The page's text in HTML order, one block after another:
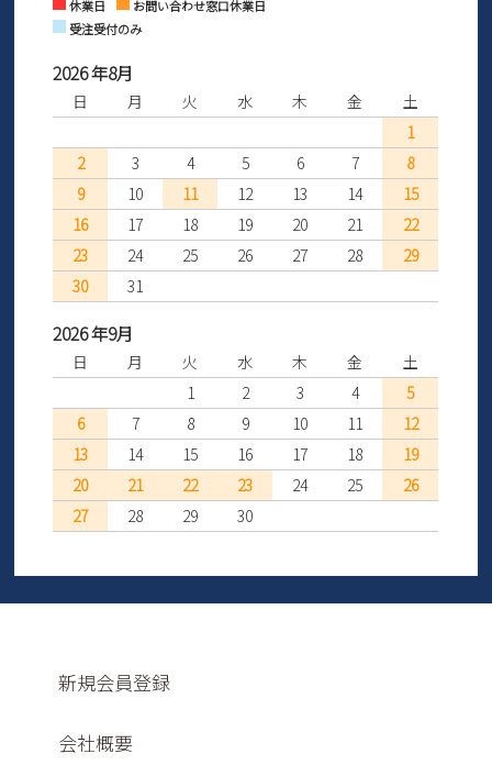
休業日
お問い合わせ窓口休業日
受注受付のみ
2026 年8月
日 月 火 水 木 金
土
1
2
3 4 5 6 7
8
9
10 11 12 13 14
15
16
17 18 19 20 21
22
23
24 25 26 27 28
29
30
31
2026 年9月
日 月 火 水 木 金
土
1
2 3 4
5
6
7 8 9 10 11
12
13
14 15 16 17 18
19
20
21 22 23 24 25
26
27
28 29 30
新規会員登録
会社概要